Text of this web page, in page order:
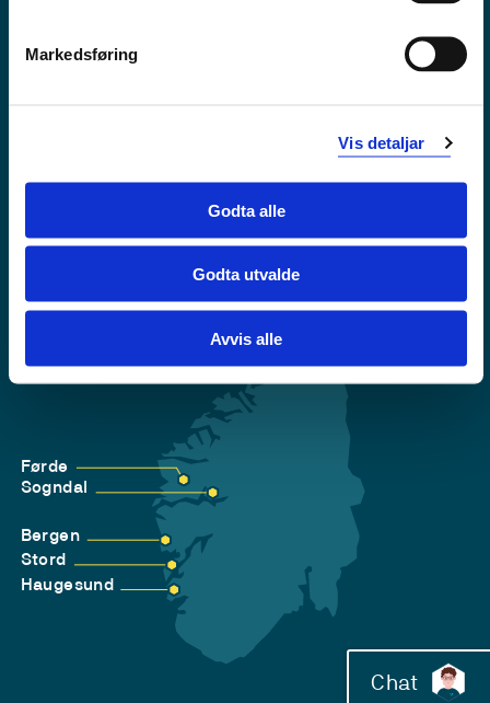
Markedsføring
Vis detaljar
Godta alle
Godta utvalde
Avvis alle
Tilgjengelegheitserklæring
Førde
Sogndal
Bergen
Stord
Haugesund
Chat